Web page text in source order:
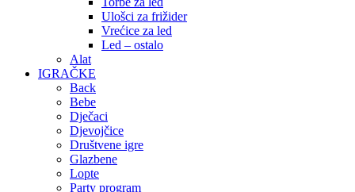
Ulošci za frižider
Vrećice za led
Led – ostalo
Alat
IGRAČKE
Back
Bebe
Dječaci
Djevojčice
Društvene igre
Glazbene
Lopte
Party program